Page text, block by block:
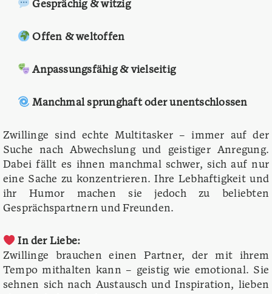
Gesprächig & witzig
Offen & weltoffen
Anpassungsfähig & vielseitig
Manchmal sprunghaft oder unentschlossen
Zwillinge sind echte Multitasker – immer auf der
Suche nach Abwechslung und geistiger Anregung.
Dabei fällt es ihnen manchmal schwer, sich auf nur
eine Sache zu konzentrieren. Ihre Lebhaftigkeit und
ihr Humor machen sie jedoch zu beliebten
Gesprächspartnern und Freunden.
In der Liebe:
Zwillinge brauchen einen Partner, der mit ihrem
Tempo mithalten kann – geistig wie emotional. Sie
sehnen sich nach Austausch und Inspiration, lieben